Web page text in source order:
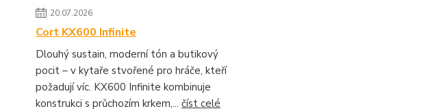
20.07.2026
Cort KX600 Infinite
Dlouhý sustain, moderní tón a butikový
pocit – v kytaře stvořené pro hráče, kteří
požadují víc. KX600 Infinite kombinuje
konstrukci s průchozím krkem,... číst celé